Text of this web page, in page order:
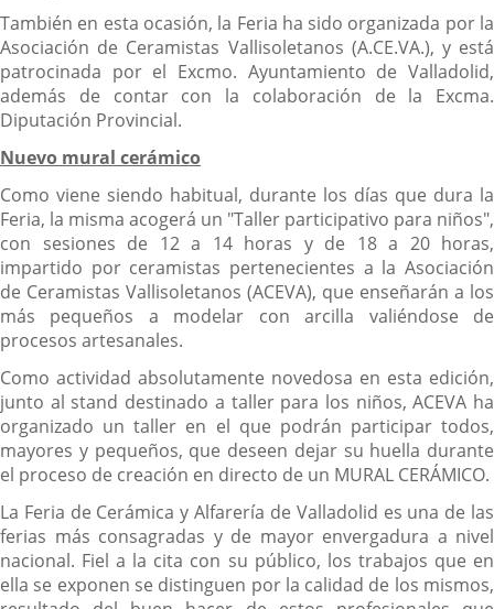
También en esta ocasión, la Feria ha sido organizada por la
Asociación de Ceramistas Vallisoletanos (A.CE.VA.), y está
patrocinada por el Excmo. Ayuntamiento de Valladolid,
además de contar con la colaboración de la Excma.
Diputación Provincial.
Nuevo mural cerámico
Como viene siendo habitual, durante los días que dura la
Feria, la misma acogerá un "Taller participativo para niños",
con sesiones de 12 a 14 horas y de 18 a 20 horas,
impartido por ceramistas pertenecientes a la Asociación
de Ceramistas Vallisoletanos (ACEVA), que enseñarán a los
más pequeños a modelar con arcilla valiéndose de
procesos artesanales.
Como actividad absolutamente novedosa en esta edición,
junto al stand destinado a taller para los niños, ACEVA ha
organizado un taller en el que podrán participar todos,
mayores y pequeños, que deseen dejar su huella durante
el proceso de creación en directo de un MURAL CERÁMICO.
La Feria de Cerámica y Alfarería de Valladolid es una de las
ferias más consagradas y de mayor envergadura a nivel
nacional. Fiel a la cita con su público, los trabajos que en
ella se exponen se distinguen por la calidad de los mismos,